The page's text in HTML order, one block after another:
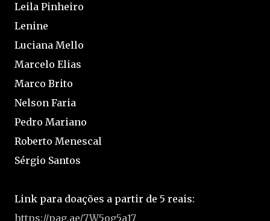
Leila Pinheiro
Lenine
Luciana Mello
Marcelo Elias
Marco Brito
Nelson Faria
Pedro Mariano
Roberto Menescal
Sérgio Santos
Link para doações a partir de 5 reais:
https://pag.ae/7W5og5a17